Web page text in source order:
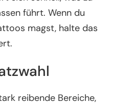
führt. Wenn du
magst, halte das
reibende Bereiche,